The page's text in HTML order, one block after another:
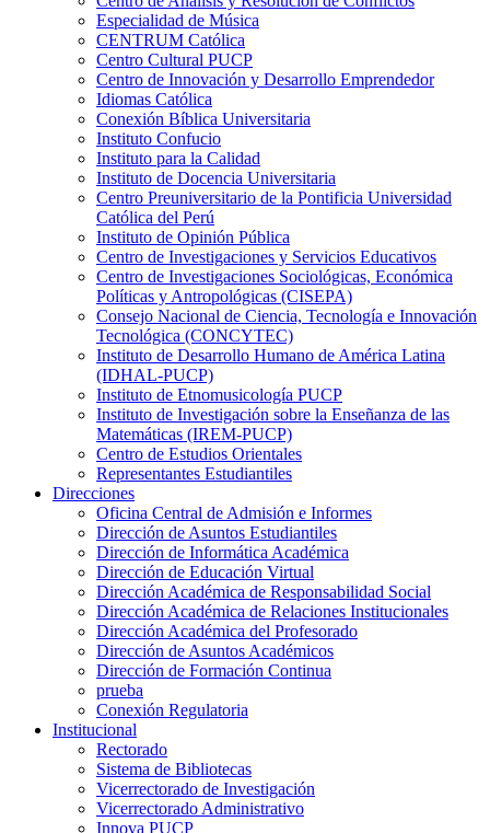
Especialidad de Música
CENTRUM Católica
Centro Cultural PUCP
Centro de Innovación y Desarrollo Emprendedor
Idiomas Católica
Conexión Bíblica Universitaria
Instituto Confucio
Instituto para la Calidad
Instituto de Docencia Universitaria
Centro Preuniversitario de la Pontificia Universidad
Católica del Perú
Instituto de Opinión Pública
Centro de Investigaciones y Servicios Educativos
Centro de Investigaciones Sociológicas, Económica
Políticas y Antropológicas (CISEPA)
Consejo Nacional de Ciencia, Tecnología e Innovación
Tecnológica (CONCYTEC)
Instituto de Desarrollo Humano de América Latina
(IDHAL-PUCP)
Instituto de Etnomusicología PUCP
Instituto de Investigación sobre la Enseñanza de las
Matemáticas (IREM-PUCP)
Centro de Estudios Orientales
Representantes Estudiantiles
Direcciones
Oficina Central de Admisión e Informes
Dirección de Asuntos Estudiantiles
Dirección de Informática Académica
Dirección de Educación Virtual
Dirección Académica de Responsabilidad Social
Dirección Académica de Relaciones Institucionales
Dirección Académica del Profesorado
Dirección de Asuntos Académicos
Dirección de Formación Continua
prueba
Conexión Regulatoria
Institucional
Rectorado
Sistema de Bibliotecas
Vicerrectorado de Investigación
Vicerrectorado Administrativo
Innova PUCP